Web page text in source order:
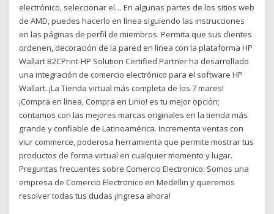
electrónico, seleccionar el… En algunas partes de los sitios web
de AMD, puedes hacerlo en línea siguiendo las instrucciones
en las páginas de perfil de miembros. Permita que sus clientes
ordenen, decoración de la pared en línea con la plataforma HP
Wallart B2CPrint-HP Solution Certified Partner ha desarrollado
una integración de comercio electrónico para el software HP
Wallart. ¡La Tienda virtual más completa de los 7 mares!
¡Compra en línea, Compra en Linio! es tu mejor opción;
contamos con las mejores marcas originales en la tienda más
grande y confiable de Latinoamérica. Incrementa ventas con
viur commerce, poderosa herramienta que permite mostrar tus
productos de forma virtual en cualquier momento y lugar.
Preguntas frecuentes sobre Comercio Electronico: Somos una
empresa de Comercio Electronico en Medellin y queremos
resolver todas tus dudas ¡Ingresa ahora!